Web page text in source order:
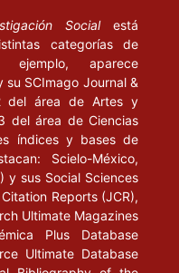
Socialestá
categorías de
ejemplo, aparece
SCImago Journal &
del área de Artes y
del área de Ciencias
índices y bases de
Scielo-México,
y sus Social Sciences
Reports (JCR),
Ultimate Magazines
Plus Database
Ultimate Database